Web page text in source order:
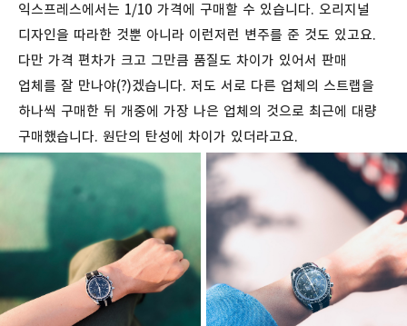
익스프레스에서는 1/10 가격에 구매할 수 있습니다. 오리지널
디자인을 따라한 것뿐 아니라 이런저런 변주를 준 것도 있고요.
다만 가격 편차가 크고 그만큼 품질도 차이가 있어서 판매
업체를 잘 만나야(?)겠습니다. 저도 서로 다른 업체의 스트랩을
하나씩 구매한 뒤 개중에 가장 나은 업체의 것으로 최근에 대량
구매했습니다. 원단의 탄성에 차이가 있더라고요.